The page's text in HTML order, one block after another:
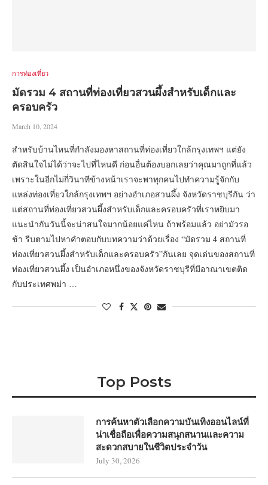
การท่องเที่ยว
มัดรวม 4 สถานที่ท่องเที่ยวสวนผึ้งสำหรับเด็กและ
ครอบครัว
March 10, 2024
สำหรับบ้านไหนที่กำลังมองหาสถานที่ท่องเที่ยวใกล้กรุงเทพฯ แต่ยัง
ตัดสินใจไม่ได้ว่าจะไปที่ไหนดี ก่อนอื่นต้องบอกเลยว่าคุณมาถูกที่แล้ว
เพราะในอีกไม่กี่วินาทีข้างหน้าเราจะพาทุกคนไปทำความรู้จักกับ
แหล่งท่องเที่ยวใกล้กรุงเทพฯ อย่างอำเภอสวนผึ้ง จังหวัดราชบุรีกัน ว่า
แต่สถานที่ท่องเที่ยวสวนผึ้งสำหรับเด็กและครอบครัวที่เราหยิบมา
แนะนำกันวันนี้จะน่าสนใจมากน้อยแค่ไหน ถ้าพร้อมแล้ว อย่ามัวรอ
ช้า รีบตามไปหาคำตอบกับบทความว่าด้วยเรื่อง “มัดรวม 4 สถานที่
ท่องเที่ยวสวนผึ้งสำหรับเด็กและครอบครัว”กันเลย จุดเด่นของสถานที่
ท่องเที่ยวสวนผึ้ง เป็นอำเภอหนึ่งของจังหวัดราชบุรีที่มีอาณาเขตติด
กับประเทศพม่า …
Top Posts
การค้นหาตัวเลือกความบันเทิงออนไลน์ที่
น่าเชื่อถือเพื่อความสนุกสนานและความ
สะดวกสบายในชีวิตประจำวัน
July 30, 2026